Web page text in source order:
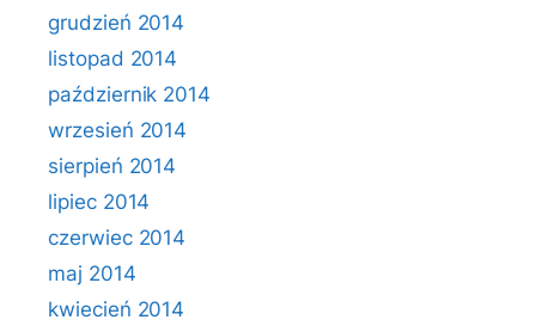
grudzień 2014
listopad 2014
październik 2014
wrzesień 2014
sierpień 2014
lipiec 2014
czerwiec 2014
maj 2014
kwiecień 2014